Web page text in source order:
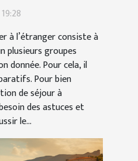
à l’étranger consiste à
plusieurs groupes
donnée. Pour cela, il
Pour bien
de séjour à
des astuces et
le...